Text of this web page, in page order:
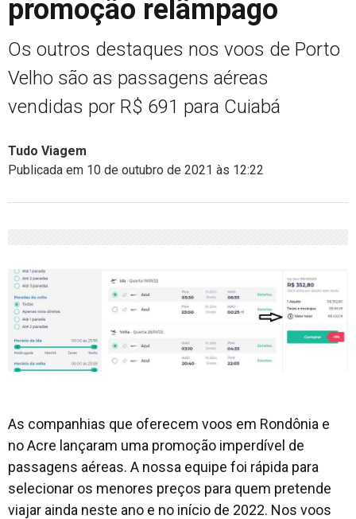
promoção relâmpago
Os outros destaques nos voos de Porto
Velho são as passagens aéreas
vendidas por R$ 691 para Cuiabá
Tudo Viagem
Publicada em 10 de outubro de 2021 às 12:22
As companhias que oferecem voos em Rondônia e
no Acre lançaram uma promoção imperdível de
passagens aéreas. A nossa equipe foi rápida para
selecionar os menores preços para quem pretende
viajar ainda neste ano e no início de 2022. Nos voos